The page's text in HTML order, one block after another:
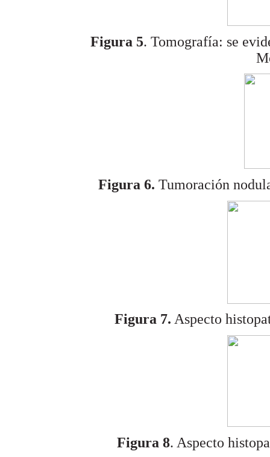
Figura 5. Tomografía: se
Figura 6. Tumoración
Figura 7. Aspecto
Figura 8. Aspecto